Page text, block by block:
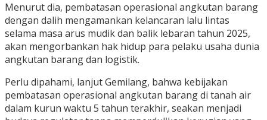
Menurut dia, pembatasan operasional angkutan barang
dengan dalih mengamankan kelancaran lalu lintas
selama masa arus mudik dan balik lebaran tahun 2025,
akan mengorbankan hak hidup para pelaku usaha dunia
angkutan barang dan logistik.
Perlu dipahami, lanjut Gemilang, bahwa kebijakan
pembatasan operasional angkutan barang di tanah air
dalam kurun waktu 5 tahun terakhir, seakan menjadi